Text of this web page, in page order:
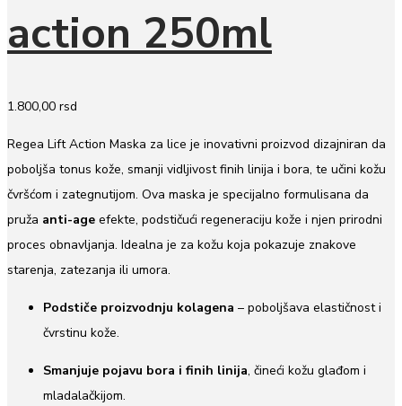
action 250ml
1.800,00 rsd
Regea Lift Action Maska za lice je inovativni proizvod dizajniran da
poboljša tonus kože, smanji vidljivost finih linija i bora, te učini kožu
čvršćom i zategnutijom. Ova maska je specijalno formulisana da
pruža anti-age efekte, podstičući regeneraciju kože i njen prirodni
proces obnavljanja. Idealna je za kožu koja pokazuje znakove
starenja, zatezanja ili umora.
Podstiče proizvodnju kolagena – poboljšava elastičnost i
čvrstinu kože.
Smanjuje pojavu bora i finih linija, čineći kožu glađom i
mladalačkijom.